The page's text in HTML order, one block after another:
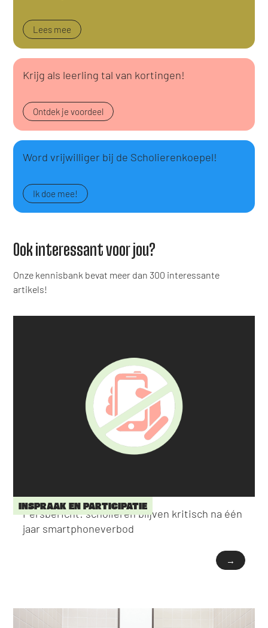
Lees mee
Krijg als leerling tal van kortingen!
Ontdek je voordeel
Word vrijwilliger bij de Scholierenkoepel!
Ik doe mee!
Ook interessant voor jou?
Onze kennisbank bevat meer dan 300 interessante
artikels!
INSPRAAK EN PARTICIPATIE
Persbericht: scholieren blijven kritisch na één
jaar smartphoneverbod
→